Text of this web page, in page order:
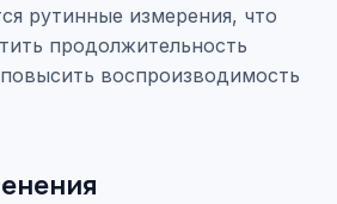
рутинные измерения, что
продолжительность
воспроизводимость